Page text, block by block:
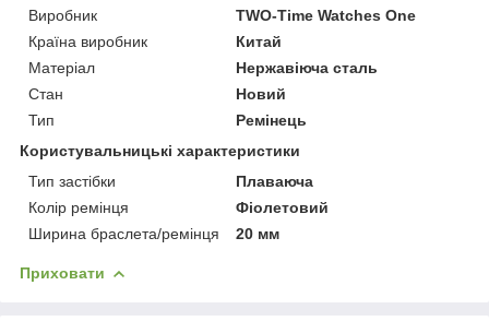
Виробник
TWO-Time Watches One
Країна виробник
Китай
Матеріал
Нержавіюча сталь
Стан
Новий
Тип
Ремінець
Користувальницькі характеристики
Тип застібки
Плаваюча
Колір ремінця
Фіолетовий
Ширина браслета/ремінця
20 мм
Приховати